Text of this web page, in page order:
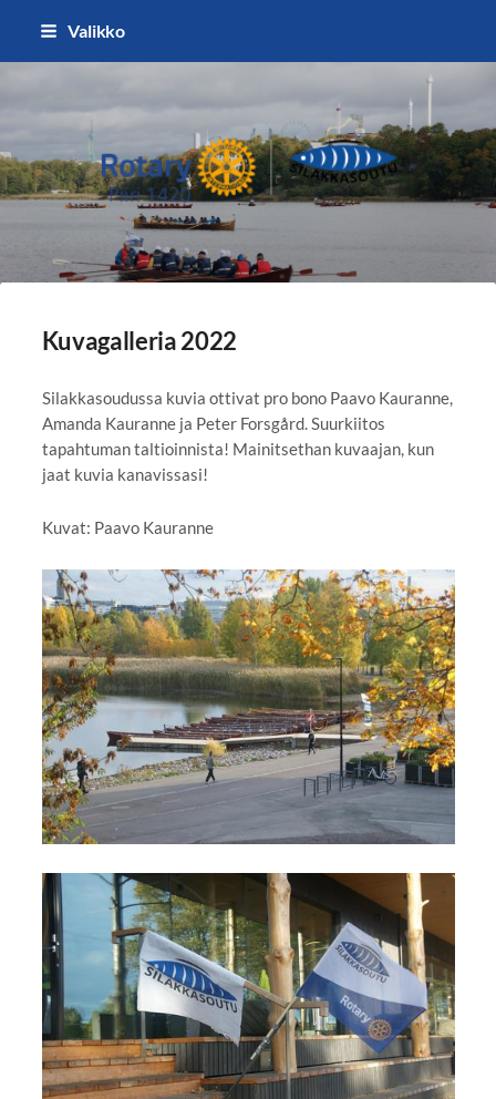
Siirry
Valikko
Silakkasoutu / Finlandia Hall
Kuvagalleria 2022
Silakkasoudussa kuvia ottivat pro bono Paavo Kauranne,
Amanda Kauranne ja Peter Forsgård. Suurkiitos
tapahtuman taltioinnista! Mainitsethan kuvaajan, kun
jaat kuvia kanavissasi!
Kuvat: Paavo Kauranne